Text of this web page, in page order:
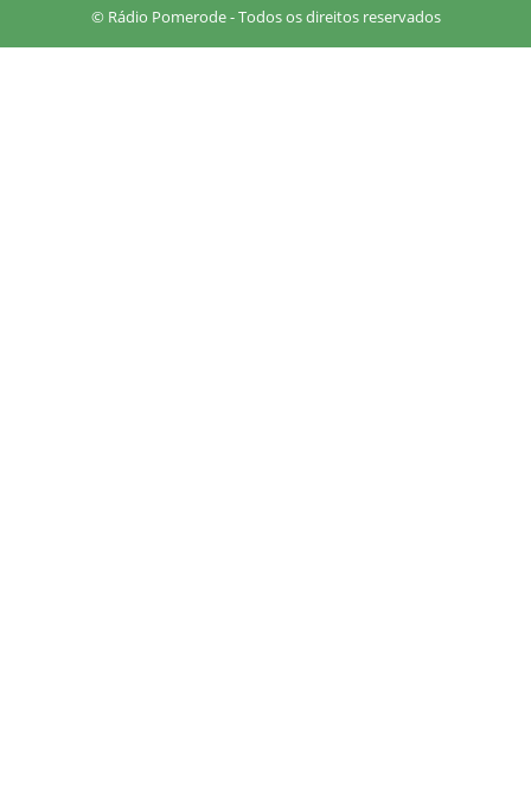
© Rádio Pomerode - Todos os direitos reservados